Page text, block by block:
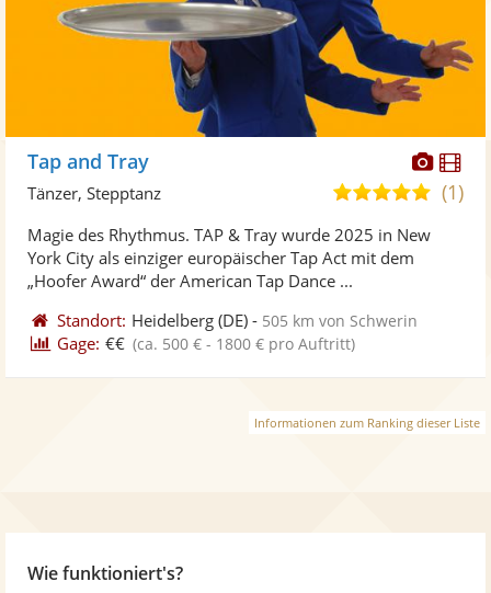
Tap and Tray
5,0(1)
Tänzer, Stepptanz
Magie des Rhythmus. TAP & Tray wurde 2025 in New
York City als einziger europäischer Tap Act mit dem
„Hoofer Award“ der American Tap Dance ...
Standort: Heidelberg (DE) - 505 km von Schwerin
Gage: €€ (ca. 500 € - 1800 € pro Auftritt)
Informationen zum Ranking dieser Liste
Wie funktioniert's?